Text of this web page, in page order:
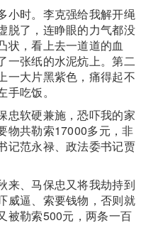
小时。李克强给我解开绳
脱了，连睁眼的力气都没
状，看上去一道道的血
一张纸的水泥炕上。第二
一大片黑紫色，痛得起不
吃饭。
忠软硬兼施，恐吓我的家
物共勒索17000多元，非
记范永禄、政法委书记贾
来、马保忠又将我劫持到
威逼、索要钱物，否则就
被勒索500元，两条一百